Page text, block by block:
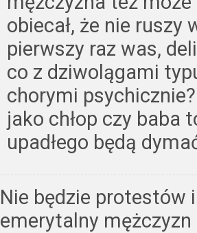
obiecał, że nie ruszy
pierwszy raz was,
co z dziwolągami
chorymi
jako chłop czy baba
upadłego będą
Nie będzie protestów
emerytalny